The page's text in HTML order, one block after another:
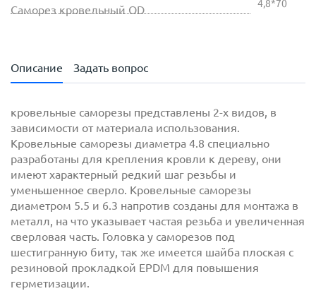
Саморез кровельный OD 4,8*70
Описание Задать вопрос
сполитикой обработки персональных данных
ознакомлен(-а) и даю согласиена обработку
персональных данных
кровельные саморезы представлены 2-х видов, в
зависимости от материала использования.
Кровельные саморезы диаметра 4.8 специально
разработаны для крепления кровли к дереву, они
имеют характерный редкий шаг резьбы и
уменьшенное сверло. Кровельные саморезы
диаметром 5.5 и 6.3 напротив созданы для монтажа в
металл, на что указывает частая резьба и увеличенная
сверловая часть. Головка у саморезов под
шестигранную биту, так же имеется шайба плоская с
резиновой прокладкой EPDM для повышения
герметизации.